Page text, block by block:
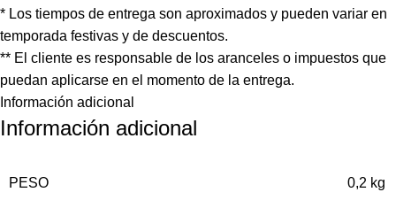
* Los tiempos de entrega son aproximados y pueden variar en
temporada festivas y de descuentos.
** El cliente es responsable de los aranceles o impuestos que
puedan aplicarse en el momento de la entrega.
Información adicional
Información adicional
PESO 0,2 kg